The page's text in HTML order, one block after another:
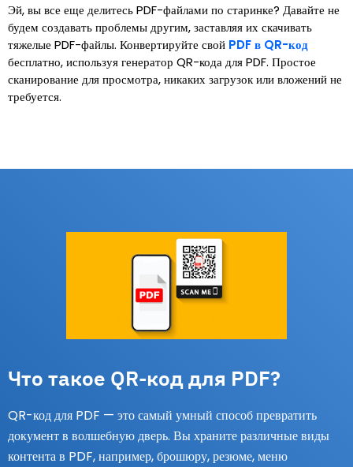
Эй, вы все еще делитесь PDF-файлами по старинке? Давайте не
будем создавать проблемы другим, заставляя их скачивать
тяжелые PDF-файлы. Конвертируйте свой PDF в QR-код
бесплатно, используя генератор QR-кода для PDF. Простое
сканирование для просмотра, никаких загрузок или вложений не
требуется.
Что такое QR-код для PDF?
QR-код для PDF — это самый умный способ превратить
документ в волшебную дверь. Вы храните различные виды
контента в PDF, например, брошюру, резюме, меню